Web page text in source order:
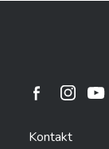
Ville de
Kontakt